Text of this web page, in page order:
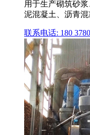
用于生产砌筑砂
泥混凝土、沥青混
联系电话: 180